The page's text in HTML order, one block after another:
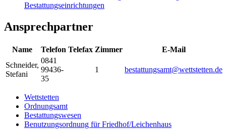
Bestattungseinrichtungen
Ansprechpartner
Name Telefon Telefax Zimmer
E-Mail
Schneider,
Stefani
0841
99436-
35
1 bestattungsamt@wettstetten.de
Wettstetten
Ordnungsamt
Bestattungswesen
Benutzungsordnung für Friedhof/Leichenhaus